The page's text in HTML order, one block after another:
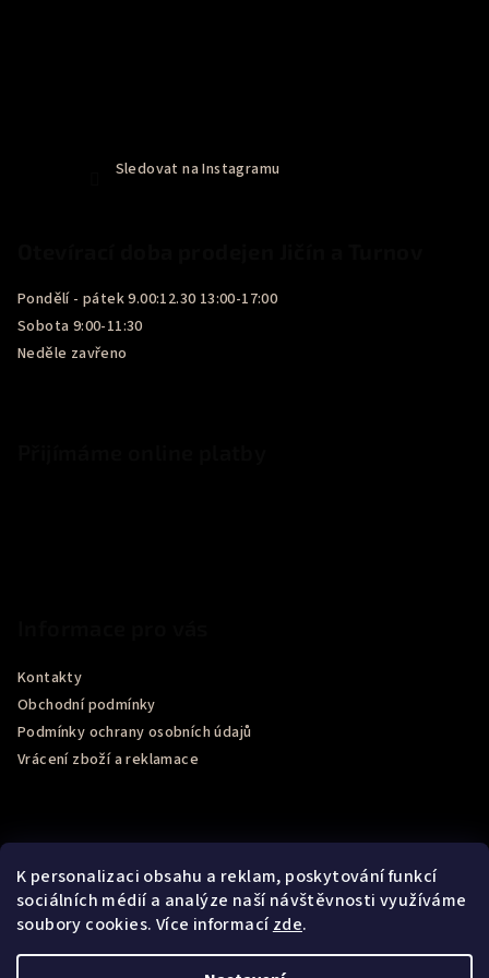
K personalizaci obsahu a reklam, poskytování funkcí
sociálních médií a analýze naší návštěvnosti využíváme
soubory cookies. Více informacízde.
Sledovat na Instagramu
Pondělí - pátek 9.00:12.30 13:00-17:00
Sobota 9:00-11:30
Neděle zavřeno
Kontakty
Obchodní podmínky
Podmínky ochrany osobních údajů
Vrácení zboží a reklamace
Recenze obchodu Google